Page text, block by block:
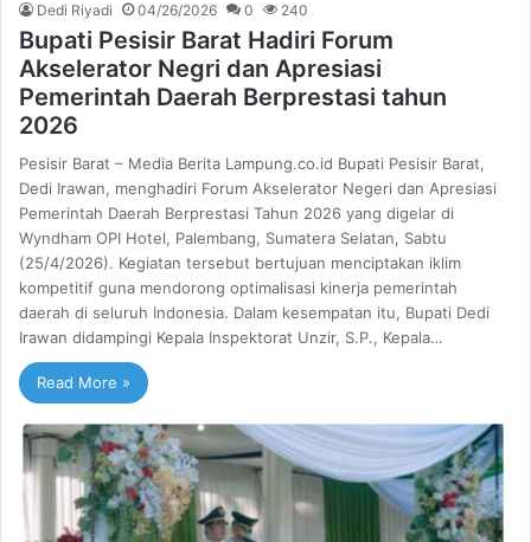
Dedi Riyadi 04/26/2026 0 240
Bupati Pesisir Barat Hadiri Forum
Akselerator Negri dan Apresiasi
Pemerintah Daerah Berprestasi tahun
2026
Pesisir Barat – Media Berita Lampung.co.id Bupati Pesisir Barat,
Dedi Irawan, menghadiri Forum Akselerator Negeri dan Apresiasi
Pemerintah Daerah Berprestasi Tahun 2026 yang digelar di
Wyndham OPI Hotel, Palembang, Sumatera Selatan, Sabtu
(25/4/2026). Kegiatan tersebut bertujuan menciptakan iklim
kompetitif guna mendorong optimalisasi kinerja pemerintah
daerah di seluruh Indonesia. Dalam kesempatan itu, Bupati Dedi
Irawan didampingi Kepala Inspektorat Unzir, S.P., Kepala…
Read More »